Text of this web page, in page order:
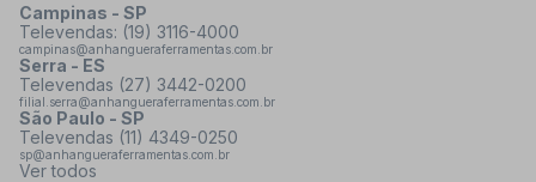
Campinas - SP
Televendas: (19) 3116-4000
campinas@anhangueraferramentas.com.br
Serra - ES
Televendas (27) 3442-0200
filial.serra@anhangueraferramentas.com.br
São Paulo - SP
Televendas (11) 4349-0250
sp@anhangueraferramentas.com.br
Ver todos